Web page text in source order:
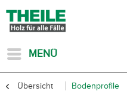
MENÜ
Übersicht Bodenprofile